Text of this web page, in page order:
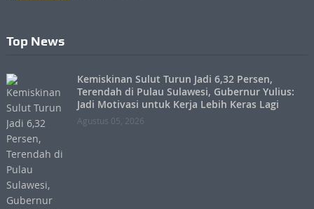
Top News
Kemiskinan Sulut Turun Jadi 6,32 Persen,
Terendah di Pulau Sulawesi, Gubernur Yulius:
Jadi Motivasi untuk Kerja Lebih Keras Lagi
Agustus 05, 2026